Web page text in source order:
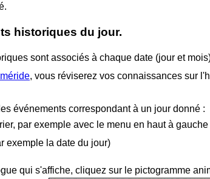
historiques du jour.
sont associés à chaque date (jour et
, vous réviserez vos connaissances sur
événements correspondant à un jour donné :
par exemple avec le menu en haut à
exemple la date du jour)
qui s'affiche, cliquez sur le pictogramme